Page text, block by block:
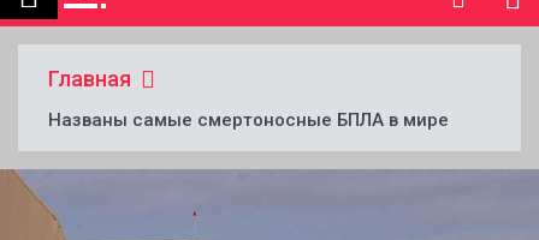
Главная
Названы самые смертоносные БПЛА в мире